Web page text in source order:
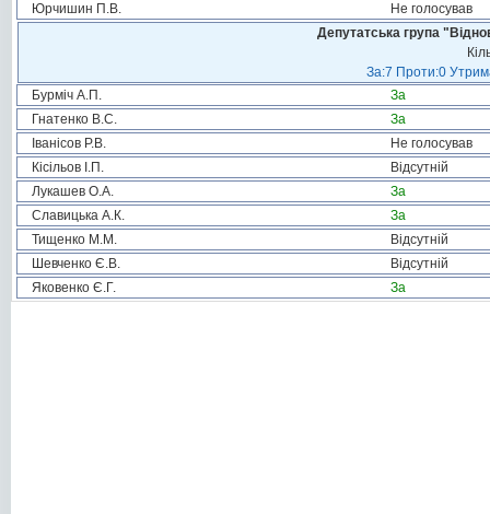
Юрчишин П.В.
Не голосував
Депутатська група
За:7 Проти:0
Бурміч А.П.
За
Гнатенко В.С.
За
Іванісов Р.В.
Не голосував
Кісільов І.П.
Відсутній
Лукашев О.А.
За
Славицька А.К.
За
Тищенко М.М.
Відсутній
Шевченко Є.В.
Відсутній
Яковенко Є.Г.
За